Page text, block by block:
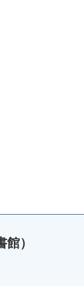
）